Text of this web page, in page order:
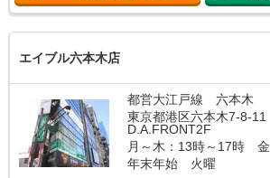
エイブル六本木店
都営大江戸線 六本木
東京都港区六本木7-8-
D.A.FRONT2F
月～木：13時～17時
年末年始 火曜